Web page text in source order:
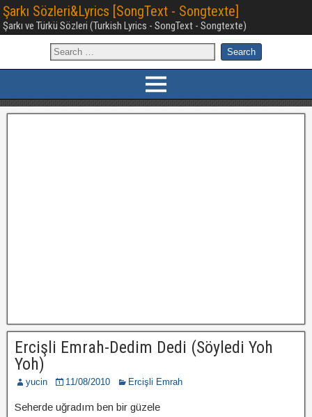
Şarkı Sözleri&Lyrics [SongText - Songtexte]
Şarkı ve Türkü Sözleri (Turkish Lyrics - SongText - Songtexte)
Ercişli Emrah-Dedim Dedi (Söyledi Yoh
Yoh)
yucin 11/08/2010 Ercişli Emrah
Seherde uğradım ben bir güzele